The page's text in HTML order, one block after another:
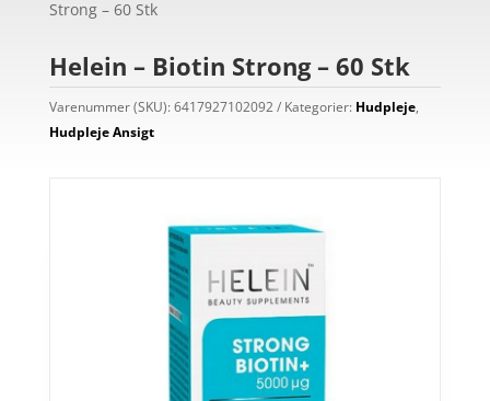
Strong – 60 Stk
Helein – Biotin Strong – 60 Stk
Varenummer (SKU): 6417927102092 Kategorier: Hudpleje,
Hudpleje Ansigt